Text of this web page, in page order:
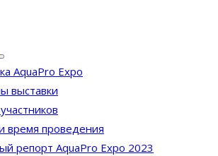
AquaPro Expo
выставки
время проведения
репорт AquaPro Expo 2023